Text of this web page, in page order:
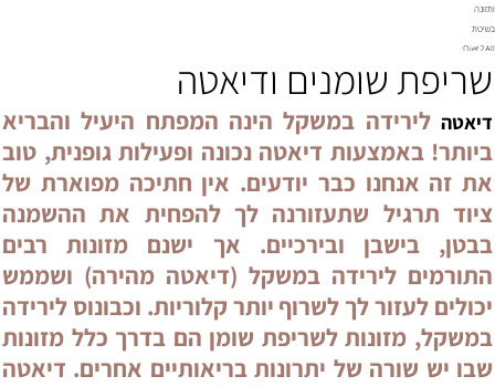
ותזונה
בשיטת
Diet2All:
שמאחורי
המושלם.
שריפת שומנים ודיאטה
דיאטה לירידה במשקל הינה המפתח היעיל והבריא
ביותר! באמצעות דיאטה נכונה ופעילות גופנית, טוב
את זה אנחנו כבר יודעים. אין חתיכה מפוארת של
ציוד תרגיל שתעזורנה לך להפחית את ההשמנה
בבטן, בישבן ובירכיים. אך ישנם מזונות רבים
התורמים לירידה במשקל (דיאטה מהירה) ושממש
יכולים לעזור לך לשרוף יותר קלוריות. וכבונוס לירידה
במשקל, מזונות לשריפת שומן הם בדרך כלל מזונות
שבו יש שורה של יתרונות בריאותיים אחרים. דיאטה